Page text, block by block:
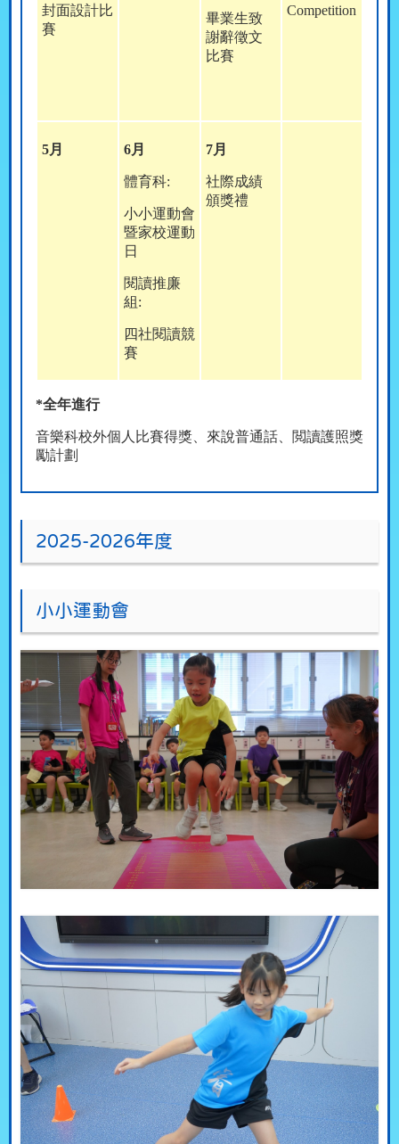
封面設計比
賽
畢業生致
謝辭徵文
比賽
Competition
5月 6月
體育科:
小小運動會
暨家校運動
日
閱讀推廉
組:
四社閱讀競
賽
7月
社際成績
頒獎禮
*全年進行
音樂科校外個人比賽得獎、來說普通話、閲讀護照獎
勵計劃
2025-2026年度
小小運動會